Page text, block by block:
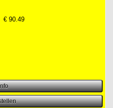
€ 90.49